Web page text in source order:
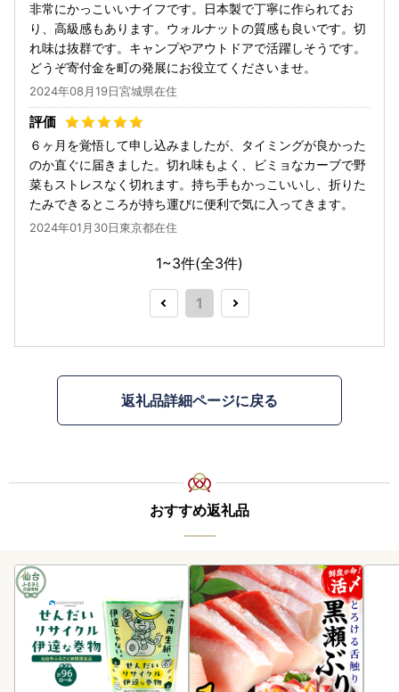
非常にかっこいいナイフです。日本製で丁寧に作られてお
り、高級感もあります。ウォルナットの質感も良いです。切
れ味は抜群です。キャンプやアウトドアで活躍しそうです。
どうぞ寄付金を町の発展にお役立てくださいませ。
2024年08月19日宮城県在住
６ヶ月を覚悟して申し込みましたが、タイミングが良かった
のか直ぐに届きました。切れ味もよく、ビミョなカーブで野
菜もストレスなく切れます。持ち手もかっこいいし、折りた
たみできるところが持ち運びに便利で気に入ってきます。
2024年01月30日東京都在住
1~3件(全3件)
1
返礼品詳細ページに戻る
おすすめ返礼品